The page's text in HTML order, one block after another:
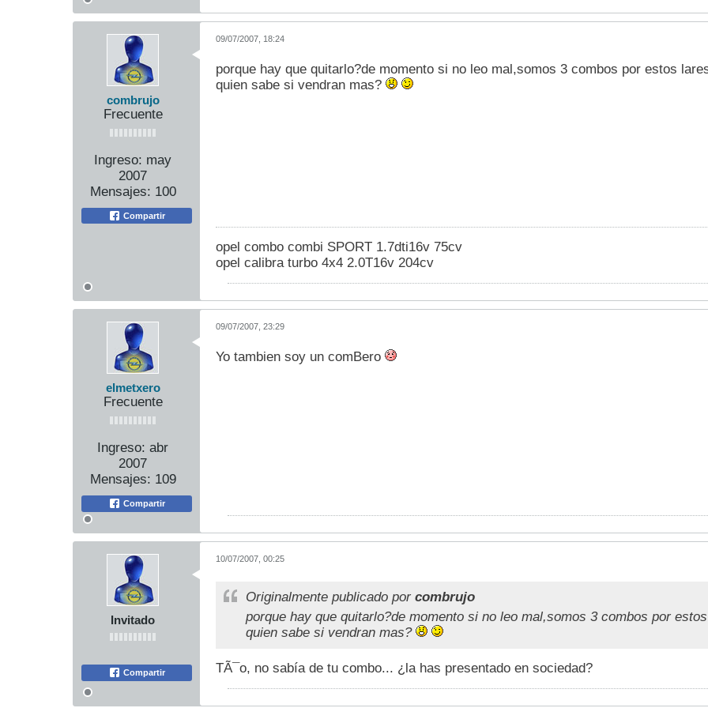
combrujo
Frecuente
Ingreso: may
2007
Mensajes: 100
Compartir
09/07/2007, 18:24
porque hay que quitarlo?de momento si no leo mal,somos 3 combos por estos
quien sabe si vendran mas?
opel combo combi SPORT 1.7dti16v 75cv
opel calibra turbo 4x4 2.0T16v 204cv
elmetxero
Frecuente
Ingreso: abr
2007
Mensajes: 109
Compartir
09/07/2007, 23:29
Yo tambien soy un comBero
Invitado
Compartir
10/07/2007, 00:25
Originalmente publicado por combrujo
porque hay que quitarlo?de momento si no leo mal,somos 3 combos por
quien sabe si vendran mas?
TÃ¯o, no sabía de tu combo... ¿la has presentado en sociedad?